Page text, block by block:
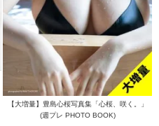
【大増量】豊島心桜写真集「心桜、咲く。」
(週プレ PHOTO BOOK)